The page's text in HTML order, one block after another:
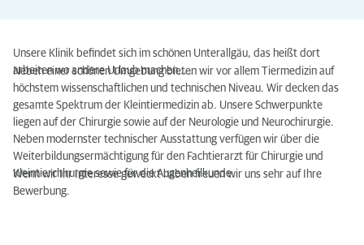
Unsere Klinik befindet sich im schönen Unterallgäu, das heißt dort
arbeiten wo andere Urlaub machen… .
Neben einer schönen Umgebung bieten wir vor allem Tiermedizin auf
höchstem wissenschaftlichen und technischen Niveau. Wir decken das
gesamte Spektrum der Kleintiermedizin ab. Unsere Schwerpunkte
liegen auf der Chirurgie sowie auf der Neurologie und Neurochirurgie.
Neben modernster technischer Ausstattung verfügen wir über die
Weiterbildungsermächtigung für den Fachtierarzt für Chirurgie und
Kleintierchirurgie sowie für die Augenheilkunde.
Wenn wir Ihr Interesse geweckt haben freuen wir uns sehr auf Ihre
Bewerbung.